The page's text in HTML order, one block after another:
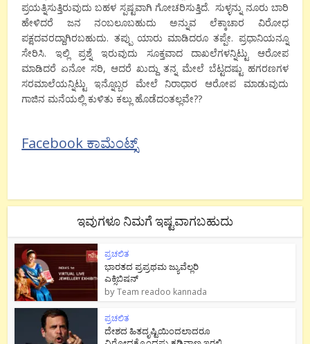
ಪ್ರಯತ್ನಿಸುತ್ತಿರುವುದು ಬಹಳ ಸ್ಪಷ್ಟವಾಗಿ ಗೋಚರಿಸುತ್ತಿದೆ. ಸುಳ್ಳನ್ನು ನೂರು ಬಾರಿ
ಹೇಳಿದರೆ ಜನ ನಂಬಲೂಬಹುದು ಅನ್ನುವ ಲೆಕ್ಕಾಚಾರ ವಿರೋಧ
ಪಕ್ಷದವರದ್ದಾಗಿರಬಹುದು. ತಪ್ಪು ಯಾರು ಮಾಡಿದರೂ ತಪ್ಪೇ. ಪ್ರಧಾನಿಯನ್ನೂ
ಸೇರಿಸಿ. ಇಲ್ಲಿ ಪ್ರಶ್ನೆ ಇರುವುದು ಸೂಕ್ತವಾದ ದಾಖಲೆಗಳನ್ನಿಟ್ಟು ಆರೋಪ
ಮಾಡಿದರೆ ಏನೋ ಸರಿ, ಆದರೆ ಖುದ್ದು ತನ್ನ ಮೇಲೆ ಬೆಟ್ಟದಷ್ಟು ಹಗರಣಗಳ
ಸರಮಾಲೆಯನ್ನಿಟ್ಟು ಇನ್ನೊಬ್ಬರ ಮೇಲೆ ನಿರಾಧಾರ ಆರೋಪ ಮಾಡುವುದು
ಗಾಜಿನ ಮನೆಯಲ್ಲಿ ಕುಳಿತು ಕಲ್ಲು ಹೊಡೆದಂತಲ್ಲವೇ??
Facebook ಕಾಮೆಂಟ್ಸ್
ಇವುಗಳೂ ನಿಮಗೆ ಇಷ್ಟವಾಗಬಹುದು
ಪ್ರಚಲಿತ
ಭಾರತದ ಪ್ರಪ್ರಥಮ ಜ್ಯುವೆಲ್ಲರಿ
ಎಕ್ಸಿಬಿಷನ್
byTeam readoo kannada
ಪ್ರಚಲಿತ
ದೇಶದ ಹಿತದೃಷ್ಟಿಯಿಂದಲಾದರೂ